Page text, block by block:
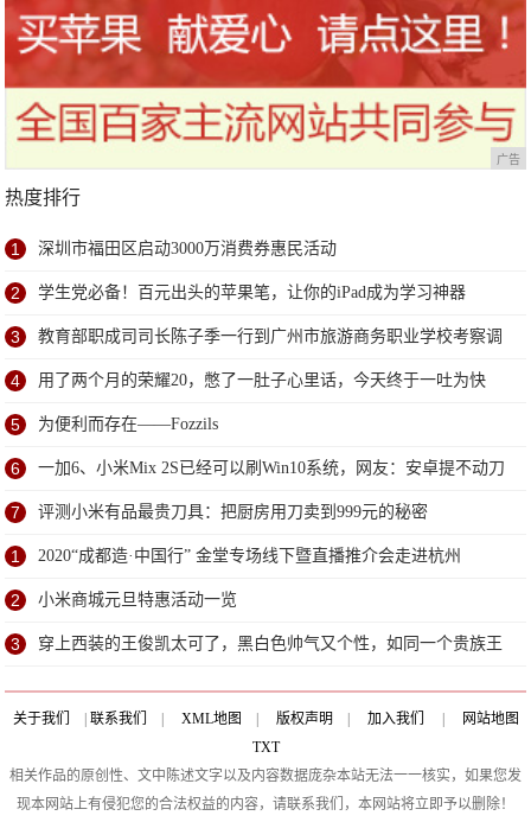
广告
热度排行
1 深圳市福田区启动3000万消费券惠民活动
2 学生党必备！百元出头的苹果笔，让你的iPad成为学习神器
3 教育部职成司司长陈子季一行到广州市旅游商务职业学校考察调
研
4 用了两个月的荣耀20，憋了一肚子心里话，今天终于一吐为快
5 为便利而存在——Fozzils
6 一加6、小米Mix 2S已经可以刷Win10系统，网友：安卓提不动刀
了？
7 评测小米有品最贵刀具：把厨房用刀卖到999元的秘密
1 2020“成都造·中国行” 金堂专场线下暨直播推介会走进杭州
2 小米商城元旦特惠活动一览
3 穿上西装的王俊凯太可了，黑白色帅气又个性，如同一个贵族王
关于我们 联系我们 XML地图 版权声明 加入我们
网站地图
TXT
相关作品的原创性、文中陈述文字以及内容数据庞杂本站无法一一核实，如果您发
现本网站上有侵犯您的合法权益的内容，请联系我们，本网站将立即予以删除！